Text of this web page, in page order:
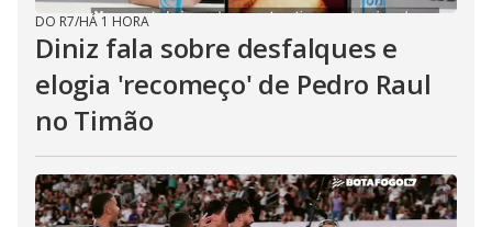
DO R7/HÁ 1 HORA
Diniz fala sobre desfalques e
elogia 'recomeço' de Pedro Raul
no Timão